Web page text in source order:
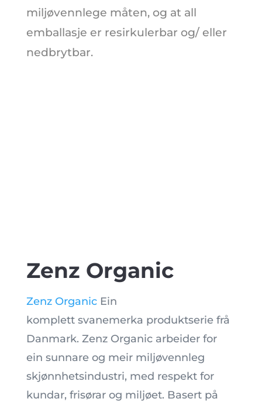
miljøvennlege måten, og at all
emballasje er resirkulerbar og/ eller
nedbrytbar.
Zenz Organic
Zenz OrganicEin
komplett svanemerka produktserie frå
Danmark. Zenz Organic arbeider for
ein sunnare og meir miljøvennleg
skjønnhetsindustri, med respekt for
kundar, frisørar og miljøet. Basert på